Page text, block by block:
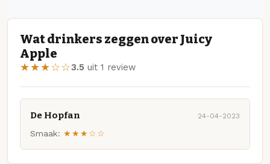
Wat drinkers zeggen over Juicy
Apple
★★★☆☆3.5 uit 1 review
De Hopfan 24-04-2023
Smaak: ★★★☆☆